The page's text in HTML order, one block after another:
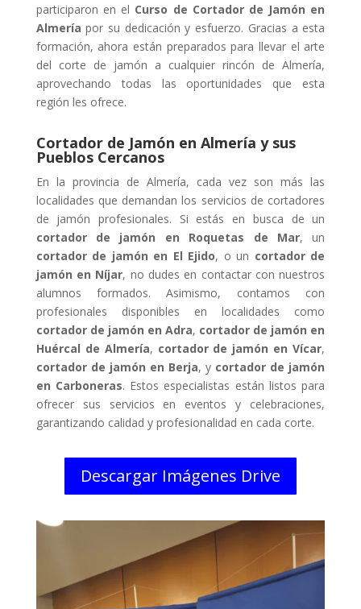
participaron en el Curso de Cortador de Jamón en
Almería por su dedicación y esfuerzo. Gracias a esta
formación, ahora están preparados para llevar el arte
del corte de jamón a cualquier rincón de Almería,
aprovechando todas las oportunidades que esta
región les ofrece.
Cortador de Jamón en Almería y sus
Pueblos Cercanos
En la provincia de Almería, cada vez son más las
localidades que demandan los servicios de cortadores
de jamón profesionales. Si estás en busca de un
cortador de jamón en Roquetas de Mar, un
cortador de jamón en El Ejido, o un cortador de
jamón en Níjar, no dudes en contactar con nuestros
alumnos formados. Asimismo, contamos con
profesionales disponibles en localidades como
cortador de jamón en Adra, cortador de jamón en
Huércal de Almería, cortador de jamón en Vícar,
cortador de jamón en Berja, y cortador de jamón
en Carboneras. Estos especialistas están listos para
ofrecer sus servicios en eventos y celebraciones,
garantizando calidad y profesionalidad en cada corte.
Descargar Imágenes Drive